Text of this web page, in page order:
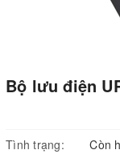
Bộ lưu điện
Tình trạng:
Còn